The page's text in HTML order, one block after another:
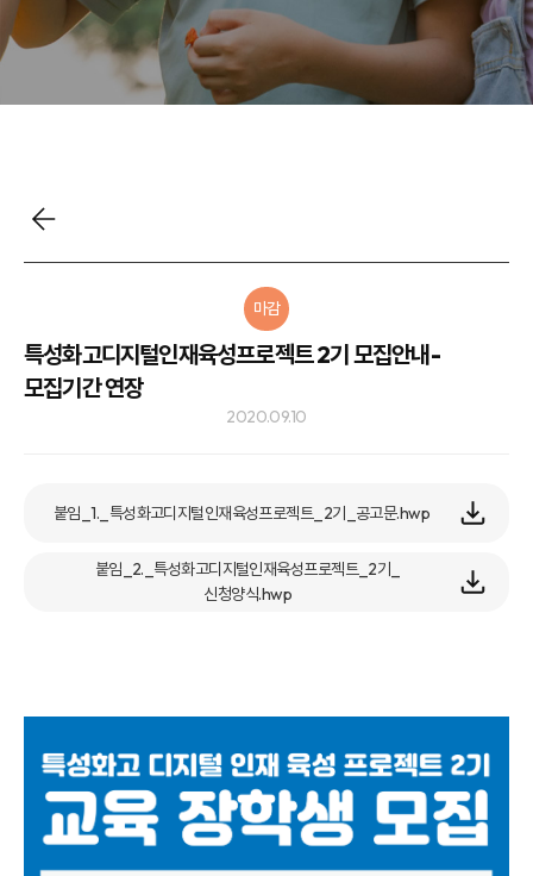
마감
특성화고디지털인재육성프로젝트 2기 모집안내-
모집기간 연장
2020.09.10
붙임_1._특성화고디지털인재육성프로젝트_2기_공고문.hwp
붙임_2._특성화고디지털인재육성프로젝트_2기_
신청양식.hwp